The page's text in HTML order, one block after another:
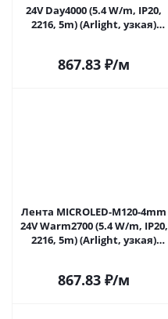
24V Day4000 (5.4 W/m, IP20,
2216, 5m) (Arlight, узкая)
867.83 ₽/м
Лента MICROLED-M120-4mm
24V Warm2700 (5.4 W/m, IP20,
2216, 5m) (Arlight, узкая)
867.83 ₽/м